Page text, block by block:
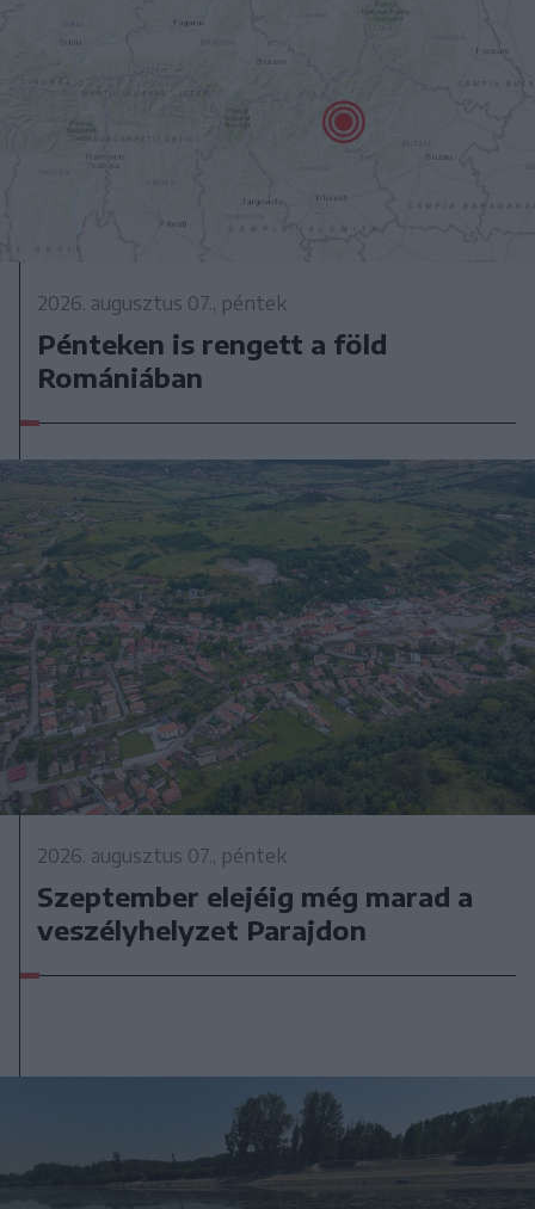
2026. augusztus 07., péntek
Pénteken is rengett a föld
Romániában
2026. augusztus 07., péntek
Szeptember elejéig még marad a
veszélyhelyzet Parajdon